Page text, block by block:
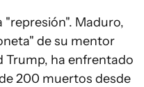
Maduro,
de su mentor
Trump, ha enfrentado
200 muertos desde